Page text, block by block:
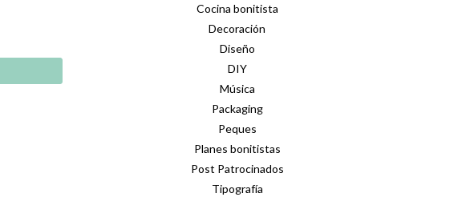
Cocina bonitista
Decoración
Diseño
DIY
Música
Packaging
Peques
Planes bonitistas
Post Patrocinados
Tipografía